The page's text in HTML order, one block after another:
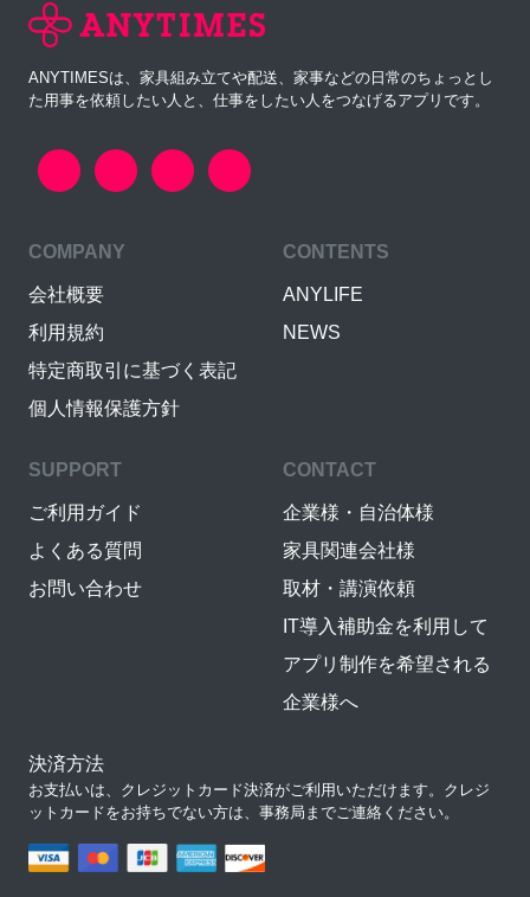
ANYTIMESは、家具組み立てや配送、家事などの日常のちょっとし
た用事を依頼したい人と、仕事をしたい人をつなげるアプリです。
COMPANY
会社概要
利用規約
特定商取引に基づく表記
個人情報保護方針
CONTENTS
ANYLIFE
NEWS
SUPPORT
ご利用ガイド
よくある質問
お問い合わせ
CONTACT
企業様・自治体様
家具関連会社様
取材・講演依頼
IT導入補助金を利用して
アプリ制作を希望される
企業様へ
決済方法
お支払いは、クレジットカード決済がご利用いただけます。クレジ
ットカードをお持ちでない方は、事務局までご連絡ください。